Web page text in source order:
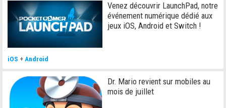
Venez découvrir LaunchPad, notre
événement numérique dédié aux
jeux iOS, Android et Switch !
iOS + Android
Dr. Mario revient sur mobiles au
mois de juillet